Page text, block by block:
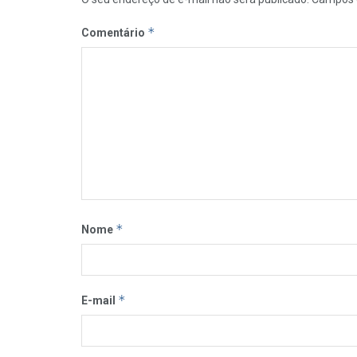
Comentário *
Nome *
E-mail *